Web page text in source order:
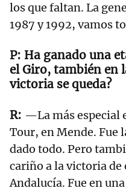
los que faltan. La
1987 y 1992, vamos
Ha ganado una
el Giro, también en
victoria se queda?
—La más especial
Tour, en Mende. Fue
dado todo. Pero
cariño a la victoria de
Andalucía. Fue en